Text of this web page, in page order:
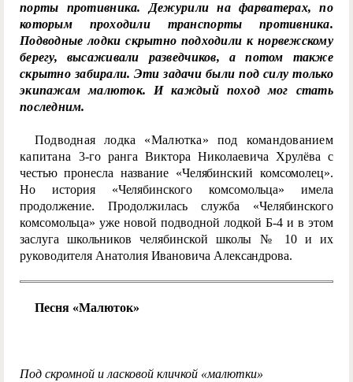
порты противника. Дежурили на фарватерах, по
которым проходили транспорты противника.
Подводные лодки скрытно подходили к норвежскому
берегу, высаживали разведчиков, а потом также
скрытно забирали. Эти задачи были под силу только
экипажам малюток. И каждый поход мог стать
последним.
Подводная лодка «Малютка» под командованием
капитана 3-го ранга Виктора Николаевича Хрулёва с
честью пронесла название «Челябинский комсомолец».
Но история «Челябинского комсомольца» имела
продолжение. Продолжилась служба «Челябинского
комсомольца» уже новой подводной лодкой Б-4 и в этом
заслуга школьников челябинской школы № 10 и их
руководителя Анатолия Ивановича Александрова.
Песня «Малюток»
Под скромной и ласковой кличкой «малютки»